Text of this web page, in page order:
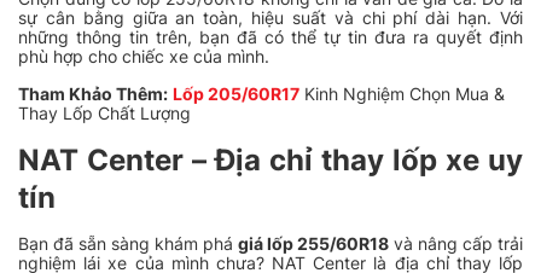
sự cân bằng giữa an toàn, hiệu suất và chi phí dài hạn. Với
những thông tin trên, bạn đã có thể tự tin đưa ra quyết định
phù hợp cho chiếc xe của mình.
Tham Khảo Thêm: Lốp 205/60R17 Kinh Nghiệm Chọn Mua &
Thay Lốp Chất Lượng
NAT Center – Địa chỉ thay lốp xe uy
tín
Bạn đã sẵn sàng khám phá giá lốp 255/60R18 và nâng cấp trải
nghiệm lái xe của mình chưa? NAT Center là địa chỉ thay lốp